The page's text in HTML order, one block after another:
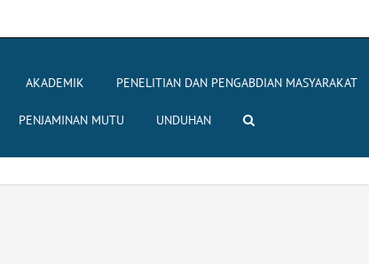
AKADEMIK PENELITIAN DAN PENGABDIAN MASYARAKAT
PENJAMINAN MUTU UNDUHAN